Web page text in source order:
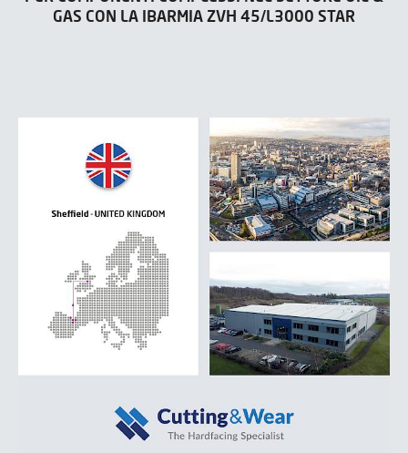
GAS CON LA IBARMIA ZVH 45/L3000 STAR